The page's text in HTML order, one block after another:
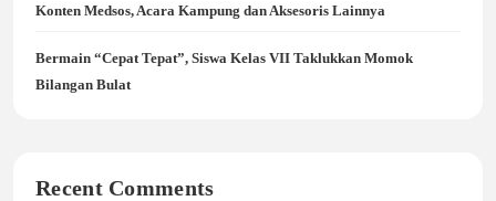
Konten Medsos, Acara Kampung dan Aksesoris Lainnya
Bermain “Cepat Tepat”, Siswa Kelas VII Taklukkan Momok
Bilangan Bulat
Recent Comments